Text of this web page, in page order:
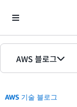
AWS 블로그
홈
AWS 기술 블로그